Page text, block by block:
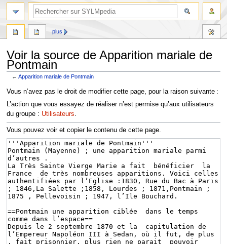
Voir la source de Apparition mariale de
Pontmain
←Apparition mariale de Pontmain
Aller
à
la
navigation
Aller
à
la
recherche
Vous n’avez pas le droit de modifier cette page, pour la raison suivante :
L’action que vous essayez de réaliser n’est permise qu’aux utilisateurs
du groupe : Utilisateurs.
Vous pouvez voir et copier le contenu de cette page.
plus